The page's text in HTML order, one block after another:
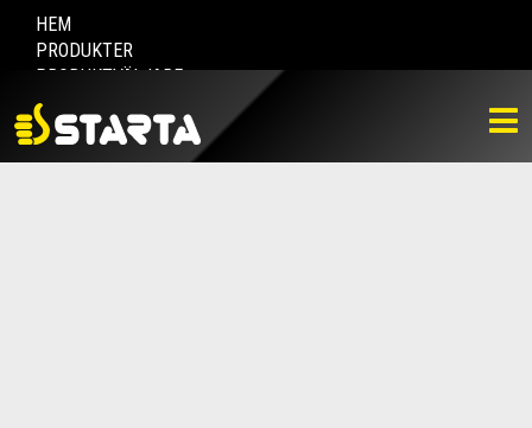
HEM
PRODUKTER
PRODUKTVÄLJARE
HITTA ÅTERFÖRSÄLJARE
NYHETER